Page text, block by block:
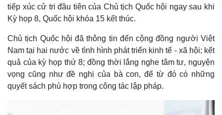
tiếp xúc cử tri đầu tiên của Chủ tịch Quốc hội ngay sau khi
Kỳ họp 8, Quốc hội khóa 15 kết thúc.
Chủ tịch Quốc hội đã thông tin đến cộng đồng người Việt
Nam tại hai nước về tình hình phát triển kinh tế - xã hội; kết
quả của kỳ họp thứ 8; đồng thời lắng nghe tâm tư, nguyện
vọng cũng như đề nghị của bà con, để từ đó có những
quyết sách phù hợp trong công tác lập pháp.